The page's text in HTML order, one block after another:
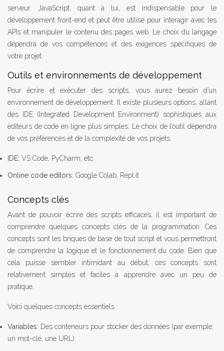
serveur. JavaScript, quant à lui, est indispensable pour le
développement front-end et peut être utilisé pour interagir avec les
APIs et manipuler le contenu des pages web. Le choix du langage
dépendra de vos compétences et des exigences spécifiques de
votre projet.
Outils et environnements de développement
Pour écrire et exécuter des scripts, vous aurez besoin d’un
environnement de développement. Il existe plusieurs options, allant
des IDE (Integrated Development Environment) sophistiqués aux
éditeurs de code en ligne plus simples. Le choix de l’outil dépendra
de vos préférences et de la complexité de vos projets.
IDE: VS Code, PyCharm, etc.
Online code editors: Google Colab, Repl.it
Concepts clés
Avant de pouvoir écrire des scripts efficaces, il est important de
comprendre quelques concepts clés de la programmation. Ces
concepts sont les briques de base de tout script et vous permettront
de comprendre la logique et le fonctionnement du code. Bien que
cela puisse sembler intimidant au début, ces concepts sont
relativement simples et faciles à apprendre avec un peu de
pratique.
Voici quelques concepts essentiels :
Variables: Des conteneurs pour stocker des données (par exemple,
un mot-clé, une URL).